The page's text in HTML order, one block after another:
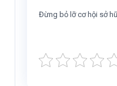
Đừng bỏ lỡ cơ hội sở